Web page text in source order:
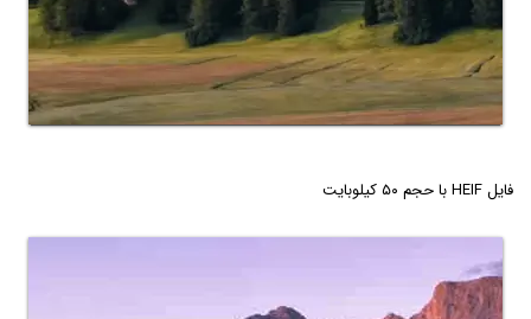
فایل HEIF با حجم ۵۰ کیلوبایت